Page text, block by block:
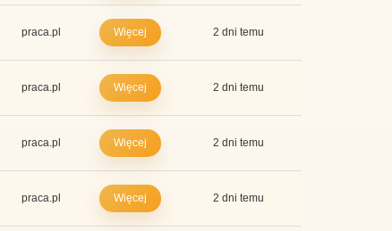
praca.pl Więcej 2 dni temu
praca.pl Więcej 2 dni temu
praca.pl Więcej 2 dni temu
praca.pl Więcej 2 dni temu